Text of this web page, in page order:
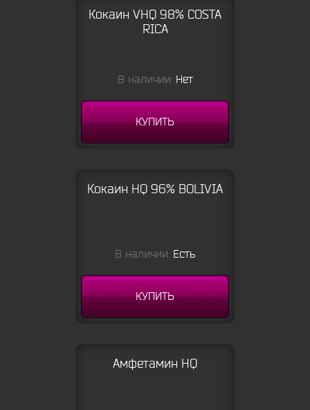
Кокаин VHQ 98% COSTA
RICA
В наличии: Нет
КУПИТЬ
Кокаин HQ 96% BOLIVIA
В наличии: Есть
КУПИТЬ
Амфетамин HQ